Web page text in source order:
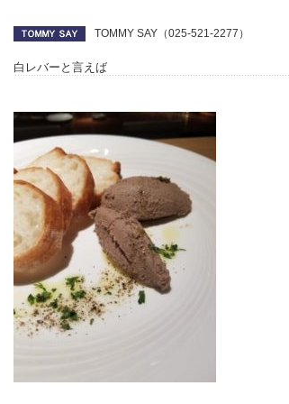
TOMMY SAY（025-521-2277）
白レバーと言えば